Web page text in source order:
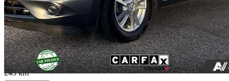
6 980 $ Bonne
123 $/mois env.
Surrey, BC
243 km